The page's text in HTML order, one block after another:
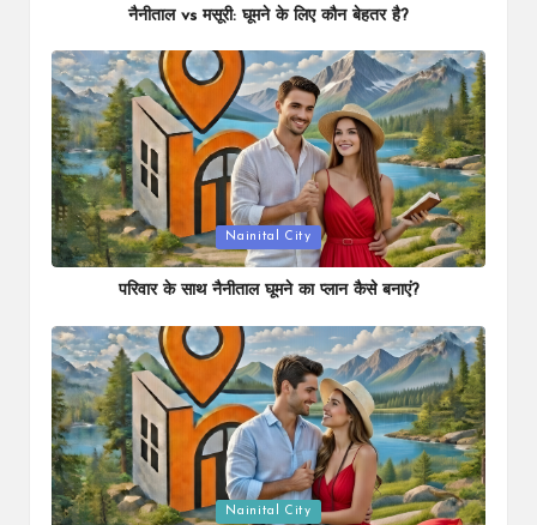
नैनीताल vs मसूरी: घूमने के लिए कौन बेहतर है?
Posted
in
Nainital City
परिवार के साथ नैनीताल घूमने का प्लान कैसे बनाएं?
Posted
Nainital City